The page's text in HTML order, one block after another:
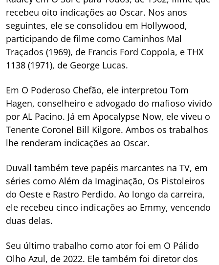
recebeu oito indicações ao Oscar. Nos anos
seguintes, ele se consolidou em Hollywood,
participando de filme como Caminhos Mal
Traçados (1969), de Francis Ford Coppola, e THX
1138 (1971), de George Lucas.
Em O Poderoso Chefão, ele interpretou Tom
Hagen, conselheiro e advogado do mafioso vivido
por AL Pacino. Já em Apocalypse Now, ele viveu o
Tenente Coronel Bill Kilgore. Ambos os trabalhos
lhe renderam indicações ao Oscar.
Duvall também teve papéis marcantes na TV, em
séries como Além da Imaginação, Os Pistoleiros
do Oeste e Rastro Perdido. Ao longo da carreira,
ele recebeu cinco indicações ao Emmy, vencendo
duas delas.
Seu último trabalho como ator foi em O Pálido
Olho Azul, de 2022. Ele também foi diretor dos